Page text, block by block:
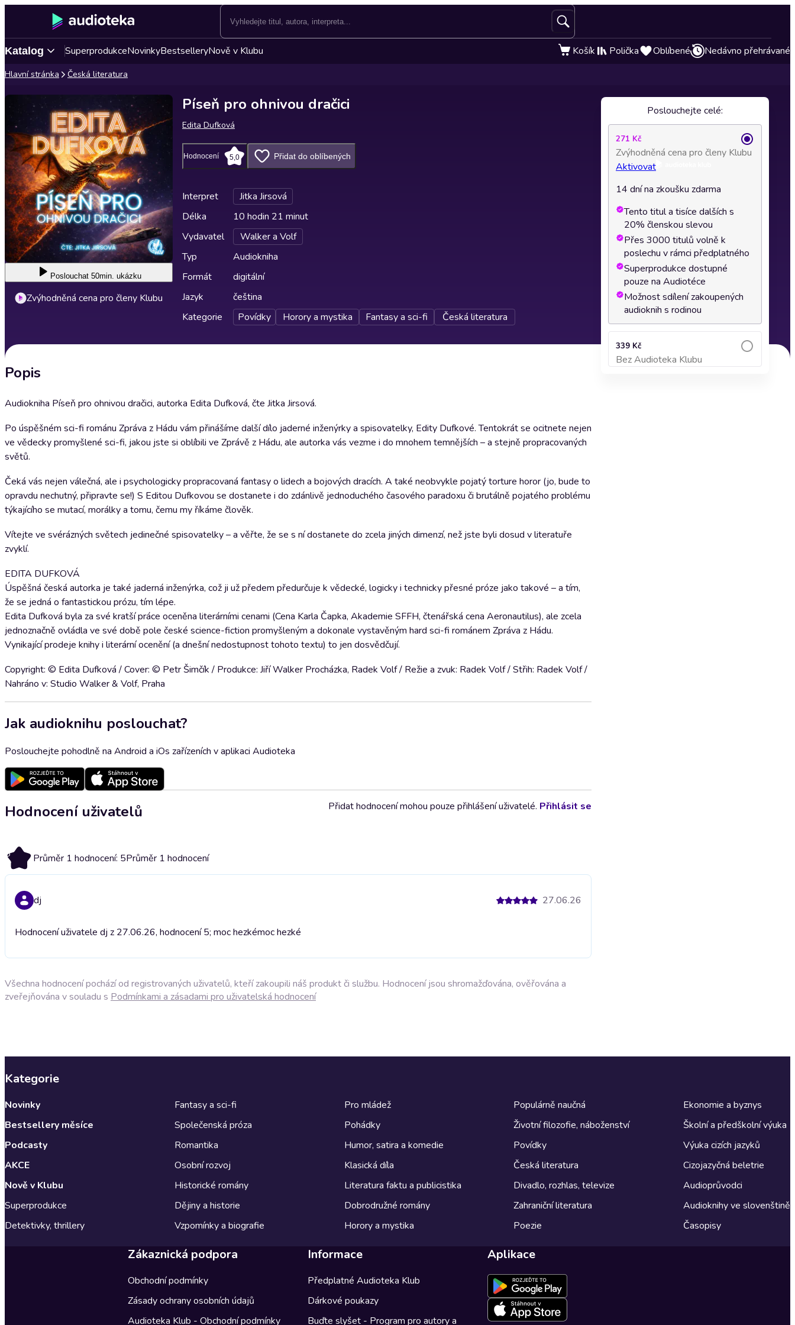
Katalog SuperprodukceNovinkyBestselleryNově v Klubu Košík Polička Oblíbené Nedávno přehrávané
Hlavní stránka Česká literatura
Poslouchat 50min. ukázku
Zvýhodněná cena pro členy Klubu
Píseň pro ohnivou dračici
Edita Dufková
Hodnocení 5,0 Přidat do oblíbených
Interpret
Jitka Jirsová
Délka
10 hodin 21 minut
Vydavatel
Walker a Volf
Typ
Audiokniha
Formát
digitální
Jazyk
čeština
Kategorie
Povídky Horory a mystika Fantasy a sci-fi Česká literatura
Popis
Audiokniha Píseň pro ohnivou dračici, autorka Edita Dufková, čte Jitka Jirsová.
Po úspěšném sci-fi románu Zpráva z Hádu vám přinášíme další dílo jaderné inženýrky a spisovatelky, Edity Dufkové. Tentokrát se ocitnete nejen
ve vědecky promyšlené sci-fi, jakou jste si oblíbili ve Zprávě z Hádu, ale autorka vás vezme i do mnohem temnějších – a stejně propracovaných
světů.
Čeká vás nejen válečná, ale i psychologicky propracovaná fantasy o lidech a bojových dracích. A také neobvykle pojatý torture horor (jo, bude to
opravdu nechutný, připravte se!) S Editou Dufkovou se dostanete i do zdánlivě jednoduchého časového paradoxu či brutálně pojatého problému
týkajícího se mutací, morálky a tomu, čemu my říkáme člověk.
Vítejte ve svérázných světech jedinečné spisovatelky – a věřte, že se s ní dostanete do zcela jiných dimenzí, než jste byli dosud v literatuře
zvyklí.
EDITA DUFKOVÁ
Úspěšná česká autorka je také jaderná inženýrka, což ji už předem předurčuje k vědecké, logicky i technicky přesné próze jako takové – a tím,
že se jedná o fantastickou prózu, tím lépe.
Edita Dufková byla za své kratší práce oceněna literárními cenami (Cena Karla Čapka, Akademie SFFH, čtenářská cena Aeronautilus), ale zcela
jednoznačně ovládla ve své době pole české science-fiction promyšleným a dokonale vystavěným hard sci-fi románem Zpráva z Hádu.
Vynikající prodeje knihy i literární ocenění (a dnešní nedostupnost tohoto textu) to jen dosvědčují.
Copyright: © Edita Dufková / Cover: © Petr Šimčík / Produkce: Jiří Walker Procházka, Radek Volf / Režie a zvuk: Radek Volf / Střih: Radek Volf /
Nahráno v: Studio Walker & Volf, Praha
Jak audioknihu poslouchat?
Poslouchejte pohodlně na Android a iOs zařízeních v aplikaci Audioteka
Hodnocení uživatelů
5 Průměr 1 hodnocení: 5Průměr 1 hodnocení
Přidat hodnocení mohou pouze přihlášení uživatelé. Přihlásit se
dj 27.06.26
Hodnocení uživatele dj z 27.06.26, hodnocení 5; moc hezkémoc hezké
Všechna hodnocení pochází od registrovaných uživatelů, kteří zakoupili náš produkt či službu. Hodnocení jsou shromažďována, ověřována a
zveřejňována v souladu s Podmínkami a zásadami pro uživatelská hodnocení
Poslouchejte celé:
271 Kč
Zvýhodněná cena pro členy Klubu
Aktivovat
14 dní na zkoušku zdarma
Tento titul a tisíce dalších s
20% členskou slevou
Přes 3000 titulů volně k
poslechu v rámci předplatného
Superprodukce dostupné
pouze na Audiotéce
Možnost sdílení zakoupených
audioknih s rodinou
339 Kč
Bez Audioteka Klubu
Přidat do košíku
Kategorie
Novinky
Bestsellery měsíce
Podcasty
AKCE
Nově v Klubu
Superprodukce
Detektivky, thrillery
Fantasy a sci-fi
Společenská próza
Romantika
Osobní rozvoj
Historické romány
Dějiny a historie
Vzpomínky a biografie
Pro mládež
Pohádky
Humor, satira a komedie
Klasická díla
Literatura faktu a publicistika
Dobrodružné romány
Horory a mystika
Populárně naučná
Životní filozofie, náboženství
Povídky
Česká literatura
Divadlo, rozhlas, televize
Zahraniční literatura
Poezie
Ekonomie a byznys
Školní a předškolní výuka
Výuka cizích jazyků
Cizojazyčná beletrie
Audioprůvodci
Audioknihy ve slovenštině
Časopisy
Zákaznická podpora
Obchodní podmínky
Zásady ochrany osobních údajů
Audioteka Klub - Obchodní podmínky
Informace
Předplatné Audioteka Klub
Dárkové poukazy
Buďte slyšet - Program pro autory a
Aplikace